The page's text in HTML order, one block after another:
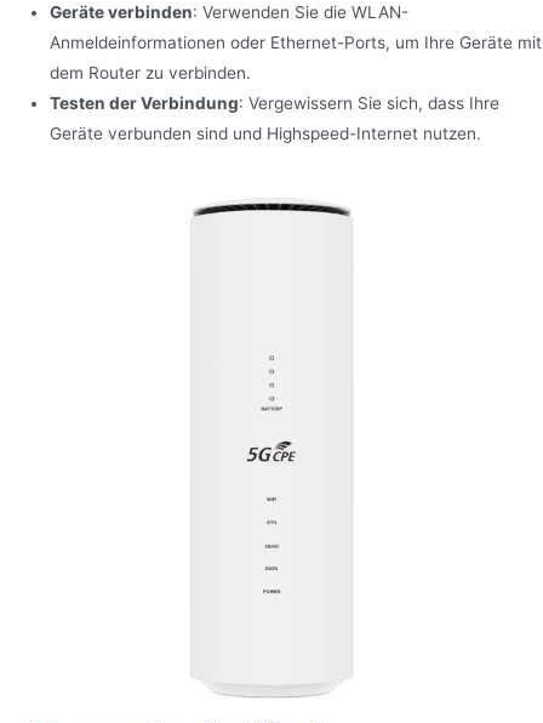
Geräte verbinden: Verwenden Sie die WLAN-
Anmeldeinformationen oder Ethernet-Ports, um Ihre Geräte mit
dem Router zu verbinden.
Testen der Verbindung: Vergewissern Sie sich, dass Ihre
Geräte verbunden sind und Highspeed-Internet nutzen.